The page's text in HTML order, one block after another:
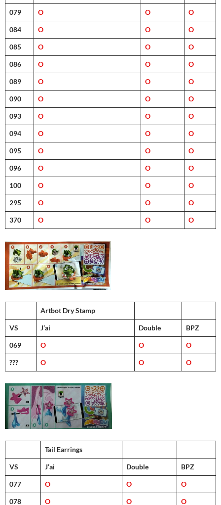
079 O O O
084 O O O
085 O O O
086 O O O
089 O O O
090 O O O
093 O O O
094 O O O
095 O O O
096 O O O
100 O O O
295 O O O
370 O O O
Artbot Dry Stamp
VS J’ai Double BPZ
069 O O O
??? O O O
Tail Earrings
VS J’ai Double BPZ
077 O O O
078 O O O